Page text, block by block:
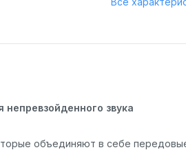
звука
объединяют в себе